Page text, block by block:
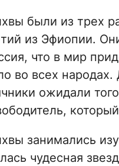
были из трех
из Эфиопии.
что в мир
во всех
ожидали
занимались
чудесная